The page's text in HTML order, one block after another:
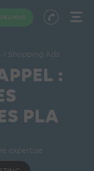
VOUS
/ Shopping Ads
:
PLA
expertise